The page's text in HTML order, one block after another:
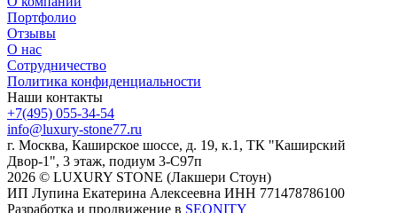
Портфолио
Отзывы
О нас
Сотрудничество
Политика конфиденциальности
Наши контакты
+7(495) 055-34-54
info@luxury-stone77.ru
г. Москва, Каширское шоссе, д. 19, к.1, ТК "Каширский
Двор-1", 3 этаж, подиум 3-С97п
2026 © LUXURY STONE (Лакшери Стоун)
ИП Лупина Екатерина Алексеевна ИНН 771478786100
Разработка и продвижение в SEONITY